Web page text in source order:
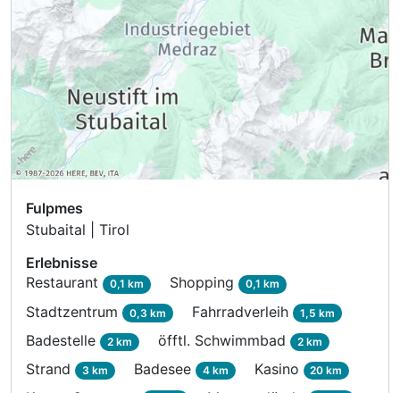
Fulpmes
Stubaital | Tirol
Erlebnisse
Restaurant 0,1 km Shopping 0,1 km
Stadtzentrum 0,3 km Fahrradverleih 1,5 km
Badestelle 2 km öfftl. Schwimmbad 2 km
Strand 3 km Badesee 4 km Kasino 20 km